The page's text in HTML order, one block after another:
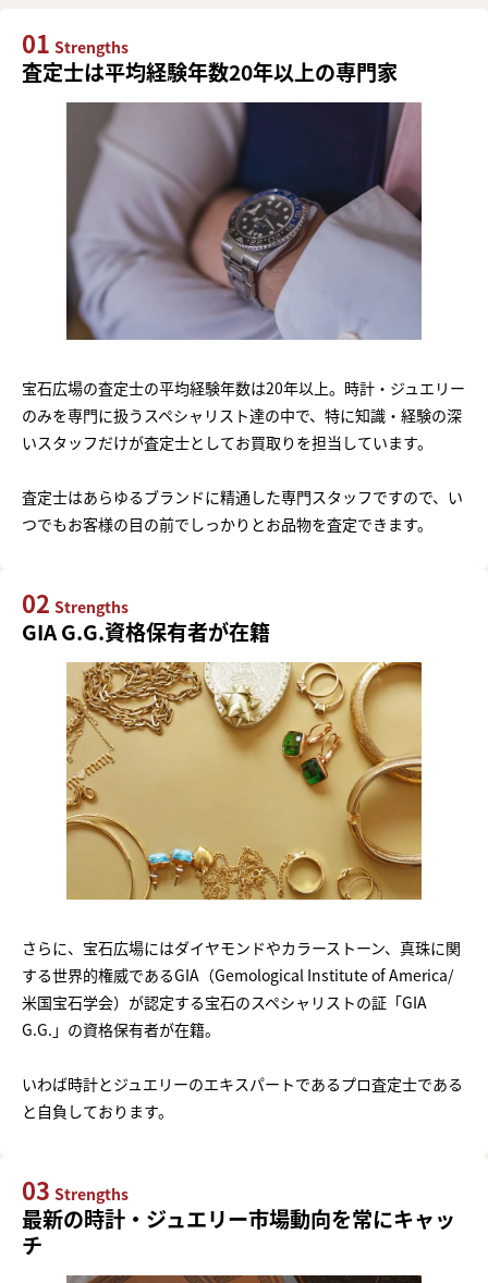
01 Strengths
査定士は平均経験年数20年以上の専門家
宝石広場の査定士の平均経験年数は20年以上。時計・ジュエリー
のみを専門に扱うスペシャリスト達の中で、特に知識・経験の深
いスタッフだけが査定士としてお買取りを担当しています。
査定士はあらゆるブランドに精通した専門スタッフですので、い
つでもお客様の目の前でしっかりとお品物を査定できます。
02 Strengths
GIA G.G.資格保有者が在籍
さらに、宝石広場にはダイヤモンドやカラーストーン、真珠に関
する世界的権威であるGIA（Gemological Institute of America/
米国宝石学会）が認定する宝石のスペシャリストの証「GIA
G.G.」の資格保有者が在籍。
いわば時計とジュエリーのエキスパートであるプロ査定士である
と自負しております。
03 Strengths
最新の時計・ジュエリー市場動向を常にキャッ
チ